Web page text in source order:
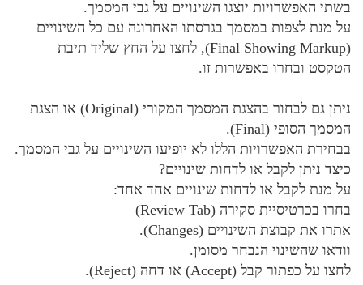
בשתי האפשרויות יוצגו השינויים על גבי המסמך.
על מנת לצפות במסמך בגרסתו האחרונה עם כל השינויים
(Final Showing Markup), לחצו על החץ שליד תיבת
הטקסט ובחרו באפשרות זו.
ניתן גם לבחור בהצגת המסמך המקורי (Original) או הצגת
המסמך הסופי (Final).
בבחירת האפשרויות הללו לא יופיעו השינויים על גבי המסמך.
כיצד ניתן לקבל או לדחות שינויים?
על מנת לקבל או לדחות שינויים אחד אחד:
בחרו בכרטיסיית סקירה (Review Tab)
אתרו את קבוצת השינויים (Changes).
וודאו שהשינוי הנבחר מסומן.
לחצו על כפתור קבל (Accept) או דחה (Reject).